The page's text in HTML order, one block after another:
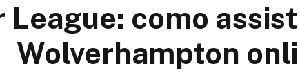
League: como
Wolverhampton